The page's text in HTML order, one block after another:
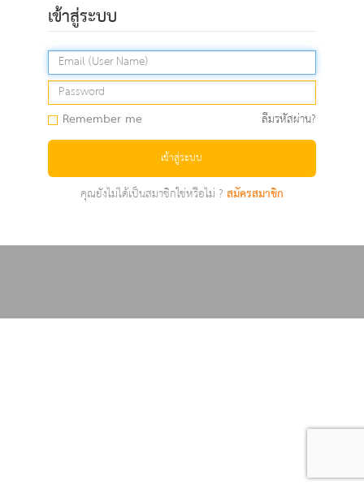
เข้าสู่ระบบ
Remember me ลืมรหัสผ่าน?
เข้าสู่ระบบ
คุณยังไม่ได้เป็นสมาชิกใช่หรือไม่ ?สมัครสมาชิก